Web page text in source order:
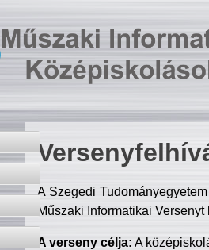
A Szegedi
Műszaki Informatikai
A verseny célja: A